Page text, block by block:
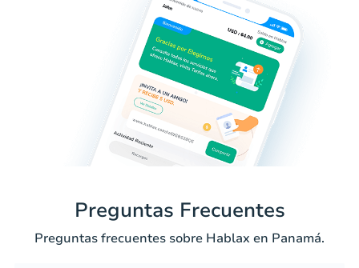
Preguntas Frecuentes
Preguntas frecuentes sobre Hablax en Panamá.